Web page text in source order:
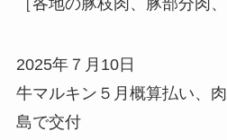
［各地の豚枝肉、豚部分肉
2025年７月10日
牛マルキン５月概算払い、
島で交付